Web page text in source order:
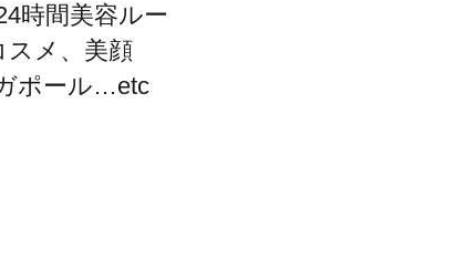
時間美容ルー
メ、美顔
ポール…etc